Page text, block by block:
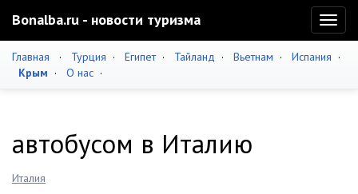
Bonalba.ru - новости туризма
Главная · Турция · Египет· Тайланд · Вьетнам · Испания ·
Крым · О нас ·
автобусом в Италию
Италия